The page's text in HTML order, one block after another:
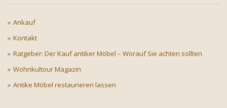
Ankauf
Kontakt
Ratgeber: Der Kauf antiker Möbel – Worauf Sie achten sollten
Wohnkultour Magazin
Antike Möbel restaurieren lassen